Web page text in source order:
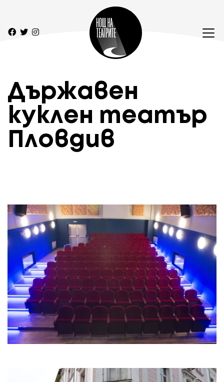
Държавен
куклен театър
Пловдив